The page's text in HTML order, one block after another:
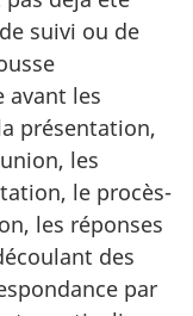
suivi ou de
les
présentation,
les
le procès-
les réponses
des
par